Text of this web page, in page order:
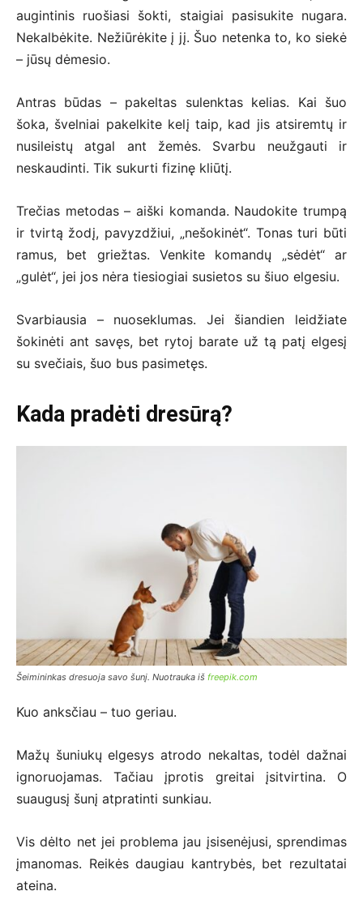
augintinis ruošiasi šokti, staigiai pasisukite nugara.
Nekalbėkite. Nežiūrėkite į jį. Šuo netenka to, ko siekė
– jūsų dėmesio.
Antras būdas – pakeltas sulenktas kelias. Kai šuo
šoka, švelniai pakelkite kelį taip, kad jis atsiremtų ir
nusileistų atgal ant žemės. Svarbu neužgauti ir
neskaudinti. Tik sukurti fizinę kliūtį.
Trečias metodas – aiški komanda. Naudokite trumpą
ir tvirtą žodį, pavyzdžiui, „nešokinėt“. Tonas turi būti
ramus, bet griežtas. Venkite komandų „sėdėt“ ar
„gulėt“, jei jos nėra tiesiogiai susietos su šiuo elgesiu.
Svarbiausia – nuoseklumas. Jei šiandien leidžiate
šokinėti ant savęs, bet rytoj barate už tą patį elgesį
su svečiais, šuo bus pasimetęs.
Kada pradėti dresūrą?
Šeimininkas dresuoja savo šunį. Nuotrauka iš freepik.com
Kuo anksčiau – tuo geriau.
Mažų šuniukų elgesys atrodo nekaltas, todėl dažnai
ignoruojamas. Tačiau įprotis greitai įsitvirtina. O
suaugusį šunį atpratinti sunkiau.
Vis dėlto net jei problema jau įsisenėjusi, sprendimas
įmanomas. Reikės daugiau kantrybės, bet rezultatai
ateina.